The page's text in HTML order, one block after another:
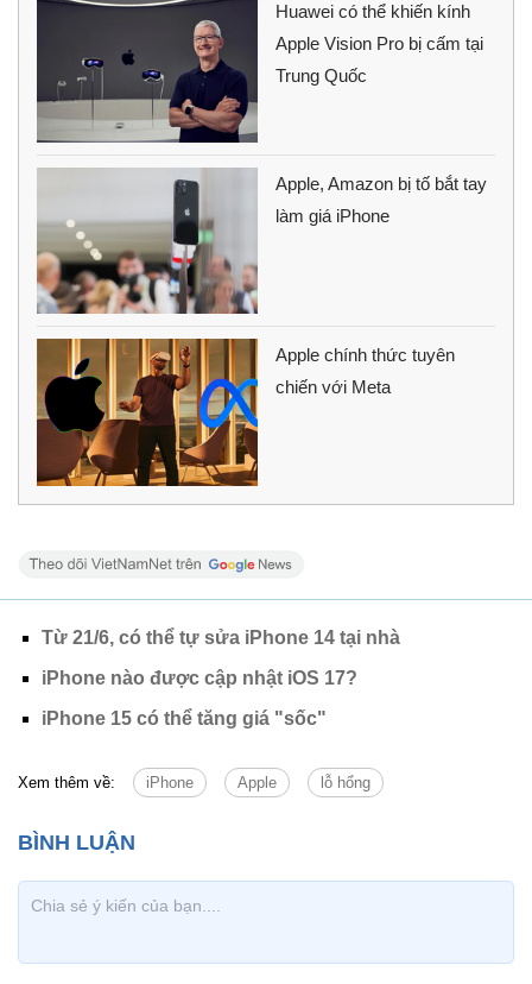
Huawei có thể khiến kính
Apple Vision Pro bị cấm tại
Trung Quốc
Apple, Amazon bị tố bắt tay
làm giá iPhone
Apple chính thức tuyên
chiến với Meta
Từ 21/6, có thể tự sửa iPhone 14 tại nhà
iPhone nào được cập nhật iOS 17?
iPhone 15 có thể tăng giá "sốc"
Xem thêm về: iPhone Apple lỗ hổng